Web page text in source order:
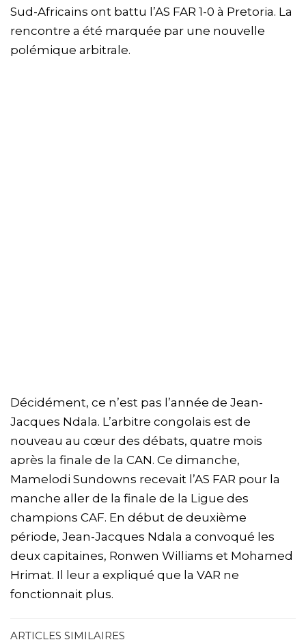
Sud-Africains ont battu l’AS FAR 1-0 à Pretoria. La
rencontre a été marquée par une nouvelle
polémique arbitrale.
Décidément, ce n’est pas l’année de Jean-
Jacques Ndala. L’arbitre congolais est de
nouveau au cœur des débats, quatre mois
après la finale de la CAN. Ce dimanche,
Mamelodi Sundowns recevait l’AS FAR pour la
manche aller de la finale de la Ligue des
champions CAF. En début de deuxième
période, Jean-Jacques Ndala a convoqué les
deux capitaines, Ronwen Williams et Mohamed
Hrimat. Il leur a expliqué que la VAR ne
fonctionnait plus.
ARTICLES SIMILAIRES